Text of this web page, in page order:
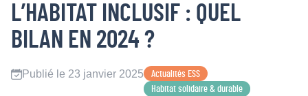
L’HABITAT INCLUSIF : QUEL
BILAN EN 2024 ?
Publié le 23 janvier 2025
Actualités ESS
Habitat solidaire & durable